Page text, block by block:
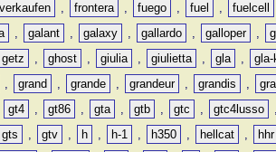
, frontera , fuego , fuel , fuelcell
, galant , galaxy , gallardo , galloper ,
getz , ghost , giulia , giulietta , gla ,
, grand , grande , grandeur , grandis ,
gt4 , gt86 , gta , gtb , gtc , gtc4lusso ,
gts , gtv , h , h-1 , h350 , hellcat , hhr